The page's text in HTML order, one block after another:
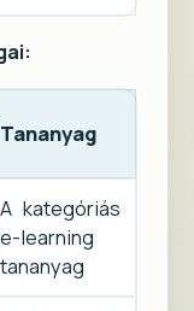
Tananyag
A kategóriás
e-learning
tananyag